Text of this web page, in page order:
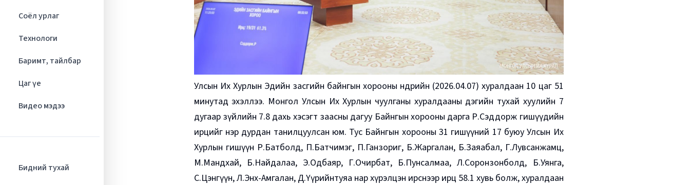
Соёл урлаг
Технологи
Баримт, тайлбар
Цаг үе
Видео мэдээ
Бидний тухай
Улсын Их Хурлын Эдийн засгийн байнгын хорооны өнөөдрийн (2026.04.07) хуралдаан 10 цаг 51
минутад эхэллээ. Монгол Улсын Их Хурлын чуулганы хуралдааны дэгийн тухай хуулийн 7
дугаар зүйлийн 7.8 дахь хэсэгт заасны дагуу Байнгын хорооны дарга Р.Сэддорж гишүүдийн
ирцийг нэр дурдан танилцуулсан юм. Тус Байнгын хорооны 31 гишүүний 17 буюу Улсын Их
Хурлын гишүүн Р.Батболд, П.Батчимэг, П.Ганзориг, Б.Жаргалан, Б.Заяабал, Г.Лувсанжамц,
М.Мандхай, Б.Найдалаа, Э.Одбаяр, Г.Очирбат, Б.Пунсалмаа, Л.Соронзонболд, Б.Уянга,
С.Цэнгүүн, Л.Энх-Амгалан, Д.Үүрийнтуяа нар хүрэлцэн ирснээр ирц 58.1 хувь болж, хуралдаан